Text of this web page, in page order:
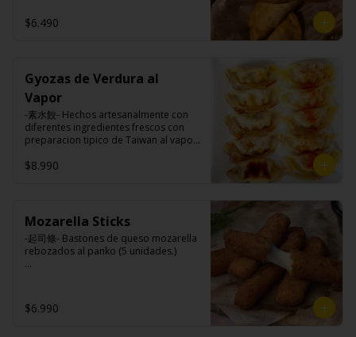
sabores (naranja, canela, anís,
pimienta y comino).
$6.490
Gyozas de Verdura al
Vapor
-素水餃- Hechos artesanalmente con
diferentes ingredientes frescos con
preparacion tipico de Taiwan al vapor
salsa de ajo hecho de casa. (APTO
Ingredientes:
Carne de soya, repollo, zanahoria,
harina de trigo, condimento de 5
sabores (naranja, canela, anís,
$8.990
Mozarella Sticks
-起司條- Bastones de queso mozarella
rebozados al panko (5 unidades.)
Ingredientes:
Queso mozzarella, harina de trigo,
$6.990